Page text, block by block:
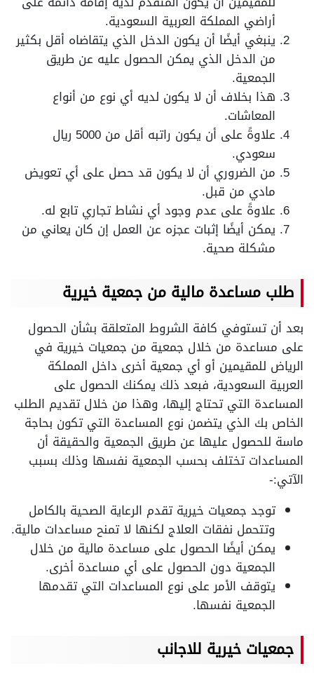
أراضي المملكة العربية السعودية.
ينبغي أيضًا أن يكون الدخل الذي يتقاضاه أقل بكثير
من الدخل الذي يمكن الحصول عليه عن طريق
الجمعية.
هذا بخلاف أن لا يكون لديه أي نوع من أنواع
المعاشات.
علاوةً على أن يكون راتبه أقل من 5000 ريال
سعودي.
من الضروري أن لا يكون قد حصل على أي تعويض
مادي من قبل.
علاوةً على عدم وجود أي نشاط تجاري تابع له.
يمكن أيضًا إثبات عجزه عن العمل إن كان يعاني من
مشكلة صحية.
طلب مساعدة مالية من جمعية خيرية
بعد أن تستوفي كافة الشروط المتعلقة بشأن الحصول
على مساعدة من خلال جمعية من جمعيات خيرية في
الرياض للمقيمين أو أي جمعية أخرى داخل المملكة
العربية السعودية، فبعد ذلك يمكنك الحصول على
المساعدة التي تحتاج إليها، وهذا من خلال تقديم الطلب
الخاص بك الذي يتضمن نوع المساعدة التي تكون بحاجة
ماسة للحصول عليها عن طريق الجمعية والحقيقة أن
المساعدات تختلف بحسب الجمعية نفسها وذلك بسبب
الآتي:-
توجد جمعيات خيرية تقدم الرعاية الصحية بالكامل
وتتحمل نفقات العلاج لكنها لا تمنح مساعدات مالية.
يمكن أيضًا الحصول على مساعدة مالية من خلال
الجمعية دون الحصول على أي مساعدة أخرى.
يتوقف الأمر على نوع المساعدات التي تقدمها
الجمعية نفسها.
جمعيات خيرية للاجانب